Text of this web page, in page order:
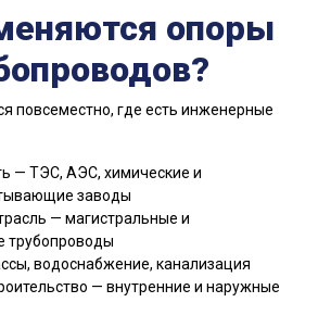
опоры
повсеместно, где есть инженерные
— ТЭС, АЭС, химические и
заводы
— магистральные и
трубопроводы
водоснабжение, канализация
— внутренние и наружные